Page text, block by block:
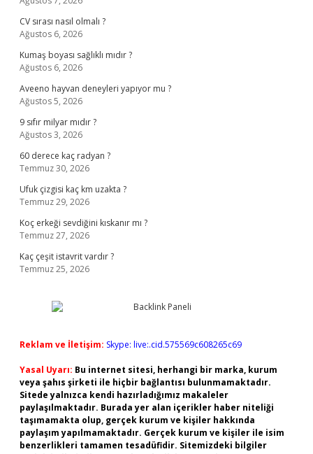
CV sırası nasıl olmalı ?
Ağustos 6, 2026
Kumaş boyası sağlıklı mıdır ?
Ağustos 6, 2026
Aveeno hayvan deneyleri yapıyor mu ?
Ağustos 5, 2026
9 sıfır milyar mıdır ?
Ağustos 3, 2026
60 derece kaç radyan ?
Temmuz 30, 2026
Ufuk çizgisi kaç km uzakta ?
Temmuz 29, 2026
Koç erkeği sevdiğini kıskanır mı ?
Temmuz 27, 2026
Kaç çeşit istavrit vardır ?
Temmuz 25, 2026
Reklam ve İletişim: Skype: live:.cid.575569c608265c69
Yasal Uyarı: Bu internet sitesi, herhangi bir marka, kurum
veya şahıs şirketi ile hiçbir bağlantısı bulunmamaktadır.
Sitede yalnızca kendi hazırladığımız makaleler
paylaşılmaktadır. Burada yer alan içerikler haber niteliği
taşımamakta olup, gerçek kurum ve kişiler hakkında
paylaşım yapılmamaktadır. Gerçek kurum ve kişiler ile isim
benzerlikleri tamamen tesadüfidir. Sitemizdeki bilgiler